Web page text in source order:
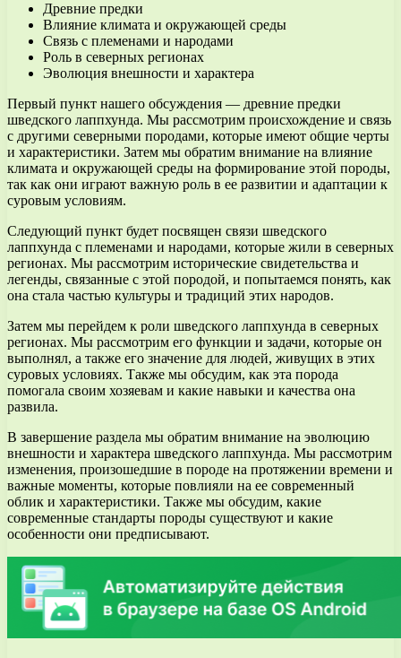
Древние предки
Влияние климата и окружающей среды
Связь с племенами и народами
Роль в северных регионах
Эволюция внешности и характера
Первый пункт нашего обсуждения — древние предки
шведского лаппхунда. Мы рассмотрим происхождение и связь
с другими северными породами, которые имеют общие черты
и характеристики. Затем мы обратим внимание на влияние
климата и окружающей среды на формирование этой породы,
так как они играют важную роль в ее развитии и адаптации к
суровым условиям.
Следующий пункт будет посвящен связи шведского
лаппхунда с племенами и народами, которые жили в северных
регионах. Мы рассмотрим исторические свидетельства и
легенды, связанные с этой породой, и попытаемся понять, как
она стала частью культуры и традиций этих народов.
Затем мы перейдем к роли шведского лаппхунда в северных
регионах. Мы рассмотрим его функции и задачи, которые он
выполнял, а также его значение для людей, живущих в этих
суровых условиях. Также мы обсудим, как эта порода
помогала своим хозяевам и какие навыки и качества она
развила.
В завершение раздела мы обратим внимание на эволюцию
внешности и характера шведского лаппхунда. Мы рассмотрим
изменения, произошедшие в породе на протяжении времени и
важные моменты, которые повлияли на ее современный
облик и характеристики. Также мы обсудим, какие
современные стандарты породы существуют и какие
особенности они предписывают.